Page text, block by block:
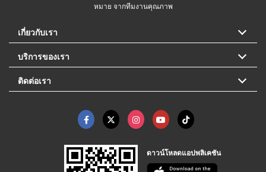
หมาย จากทีมงานคุณภาพ
เกี่ยวกับเรา
บริการของเรา
ติดต่อเรา
ดาวน์โหลดแอปพลิเคชัน